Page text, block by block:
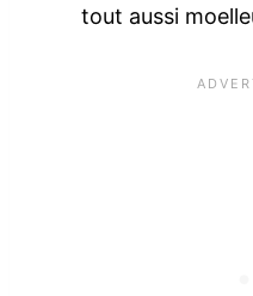
tout aussi